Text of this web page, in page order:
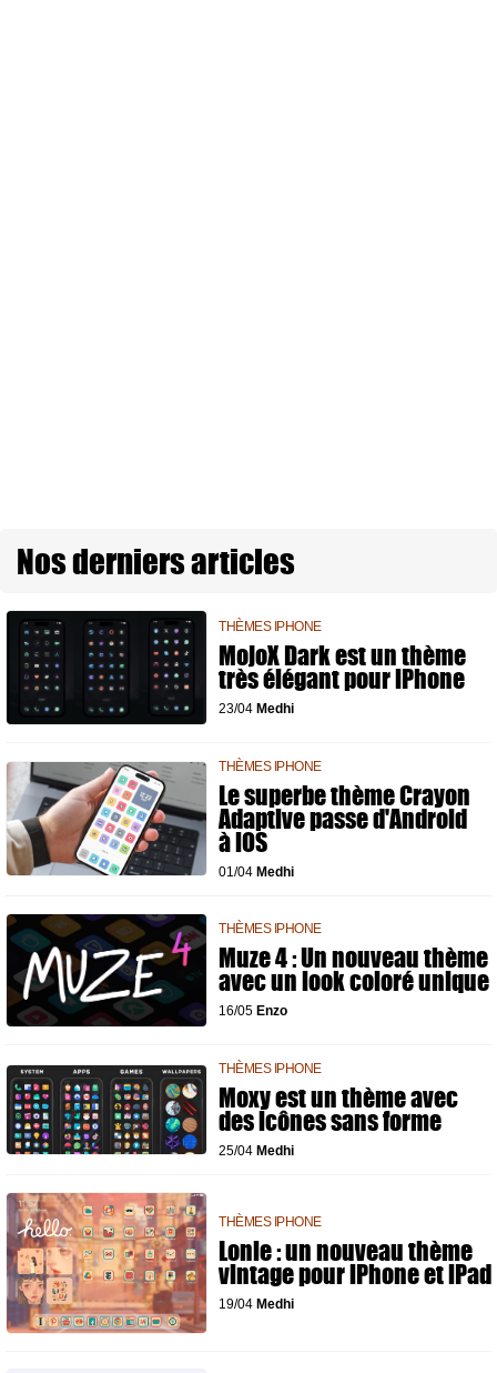
Nos derniers articles
THÈMES IPHONE
MojoX Dark est un thème
très élégant pour iPhone
23/04 Medhi
THÈMES IPHONE
Le superbe thème Crayon
Adaptive passe d'Android
à iOS
01/04 Medhi
THÈMES IPHONE
Muze 4 : Un nouveau thème
avec un look coloré unique
16/05 Enzo
THÈMES IPHONE
Moxy est un thème avec
des icônes sans forme
25/04 Medhi
THÈMES IPHONE
Lonie : un nouveau thème
vintage pour iPhone et iPad
19/04 Medhi